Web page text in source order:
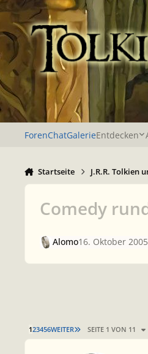
Zu Inhalt springen
ForenChatGalerieEntdecken
Startseite J.R.R. Tolkien
Comedy
Alomo16. Oktober 2005
123456WEITER LETZTE SEITE
SEITE 1 VON 11